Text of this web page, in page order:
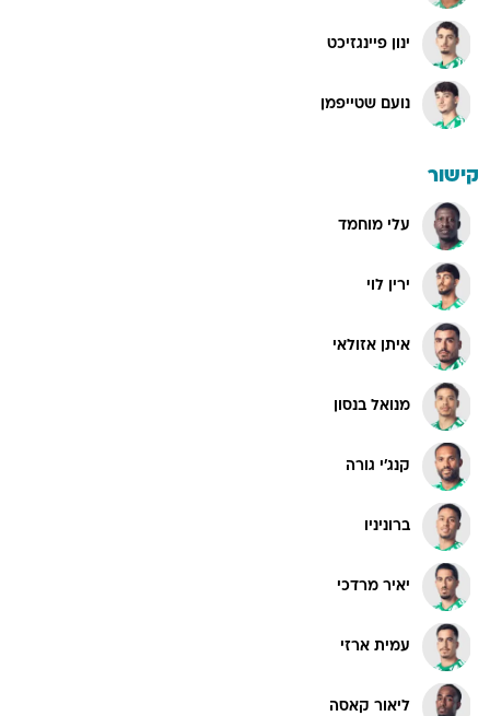
ינון פיינגזיכט
נועם שטייפמן
קישור
עלי מוחמד
ירין לוי
איתן אזולאי
מנואל בנסון
קנג'י גורה
ברוניניו
יאיר מרדכי
עמית ארזי
ליאור קאסה